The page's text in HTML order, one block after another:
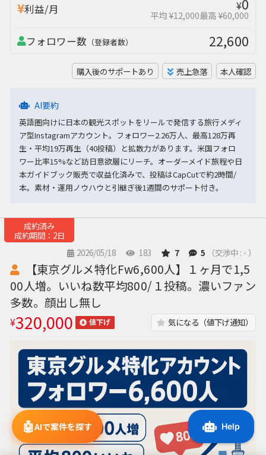
利益/月 ¥0
平均 ¥12,000最高 ¥60,000
フォロワー数 （登録者数） 22,600
購入後のサポートあり 売上急落 本人確認
AI要約
英語圏向けに日本の観光スポットをリールで発信する旅行メディ
ア型Instagramアカウント。フォロワー2.26万人、最高128万再
生・平均19万再生（40投稿）と拡散力があります。米国フォロ
ワー比率15%など訪日意欲層にリーチ。オーダーメイド旅程や日
本ガイドブック販売で収益化済みで、投稿はCapCutで約2時間/
本。素材・運用ノウハウと引継ぎ後1週間のサポート付き。
成約済み
成約期間：2日
2026/05/18
183 7 5 （交渉中 : - ）
【東京グルメ特化Fw6,600人】１ヶ月で1,5
00人増。いいね数平均800/１投稿。濃いファン
多数。顔出し無し
¥320,000 値下げ 気になる（値下げ通知）
🤖AIで案件を探す